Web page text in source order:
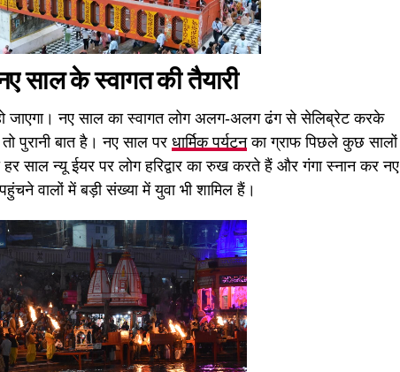
साल के स्वागत की तैयारी
जाएगा। नए साल का स्वागत लोग अलग-अलग ढंग से सेलिब्रेट करके
पुरानी बात है। नए साल पर धार्मिक पर्यटनका ग्राफ पिछले कुछ सालों
हर साल न्यू ईयर पर लोग हरिद्वार का रुख करते हैं और गंगा स्नान कर नए
वालों में बड़ी संख्या में युवा भी शामिल हैं।